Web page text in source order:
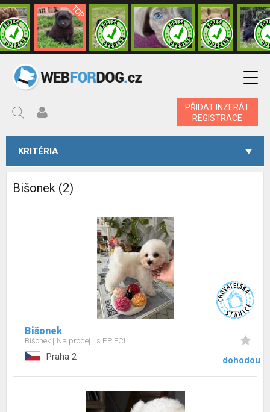
PŘIDAT INZERÁT
REGISTRACE
KRITÉRIA
Bišonek (2)
Bišonek
Bišonek Na prodej s PP FCI
Praha 2 dohodou